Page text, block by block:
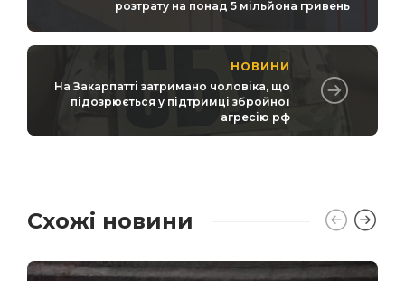
розтрату на понад 5 мільйона гривень
НОВИНИ
На Закарпатті затримано чоловіка, що
підозрюється у підтримці збройної
агресію рф
Схожі новини